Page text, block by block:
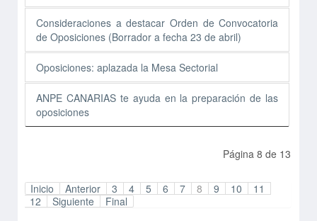
Consideraciones a destacar Orden de Convocatoria
de Oposiciones (Borrador a fecha 23 de abril)
Oposiciones: aplazada la Mesa Sectorial
ANPE CANARIAS te ayuda en la preparación de las
oposiciones
Página 8 de 13
Inicio Anterior 3 4 5 6 7 8 9 10
11
12
Siguiente Final